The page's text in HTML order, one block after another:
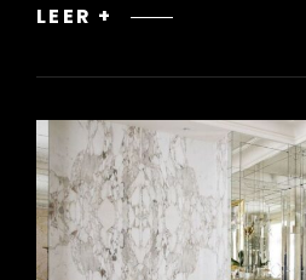
LEER +
MANTENIMIENTO
MUEBLES
ELEMENTOS
DE
DECORACIÓN